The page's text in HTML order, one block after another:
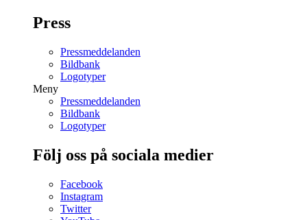
Press
Pressmeddelanden
Bildbank
Logotyper
Meny
Pressmeddelanden
Bildbank
Logotyper
Följ oss på sociala medier
Facebook
Instagram
Twitter